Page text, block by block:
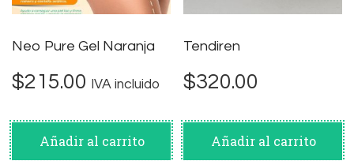
Neo Pure Gel Naranja
$215.00 IVA incluido
Añadir al carrito
Tendiren
$320.00
Añadir al carrito